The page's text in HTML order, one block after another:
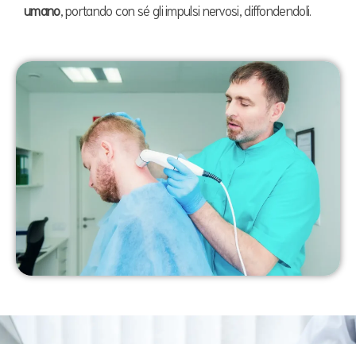
umano, portando con sé gli impulsi nervosi, diffondendoli.